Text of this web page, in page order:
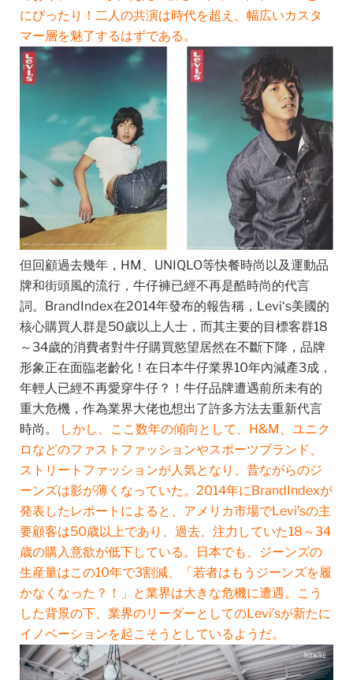
にぴったり！二人の共演は時代を超え、幅広いカスタ
マー層を魅了するはずである。
但回顧過去幾年，HM、UNIQLO等快餐時尚以及運動品
牌和街頭風的流行，牛仔褲已經不再是酷時尚的代言
詞。BrandIndex在2014年發布的報告稱，Levi‘s美國的
核心購買人群是50歲以上人士，而其主要的目標客群18
～34歲的消費者對牛仔購買慾望居然在不斷下降，品牌
形象正在面臨老齡化！在日本牛仔業界10年內減產3成，
年輕人已經不再愛穿牛仔？！牛仔品牌遭遇前所未有的
重大危機，作為業界大佬也想出了許多方法去重新代言
時尚。
しかし、ここ数年の傾向として、H&M、ユニク
ロなどのファストファッションやスポーツブランド、
ストリートファッションが人気となり、昔ながらのジ
ーンズは影が薄くなっていた。2014年にBrandIndexが
発表したレポートによると、アメリカ市場でLevi’sの主
要顧客は50歳以上であり、過去、注力していた18～34
歳の購入意欲が低下している。日本でも、ジーンズの
生産量はこの10年で3割減、「若者はもうジーンズを履
かなくなった？！」と業界は大きな危機に遭遇。こう
した背景の下、業界のリーダーとしてのLevi’sが新たに
イノベーションを起こそうとしているようだ。